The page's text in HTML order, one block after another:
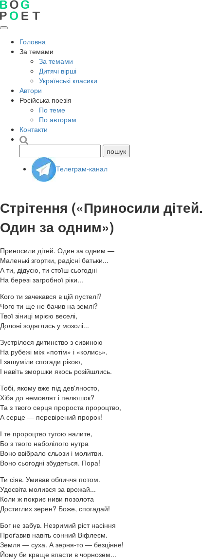
Головна
За темами
За темами
Дитячі вірші
Українські класики
Автори
Російська поезія
По теме
По авторам
Контакти
Телеграм-канал
Стрітення («Приносили дітей.
Один за одним»)
Приносили дітей. Один за одним —
Маленькі згортки, радісні батьки...
А ти, дідусю, ти стоїш сьогодні
На березі загробної ріки...
Кого ти зачекався в цій пустелі?
Чого ти ще не бачив на землі?
Твої зіниці мрією веселі,
Долоні зодяглись у мозолі...
Зустрілося дитинство з сивиною
На рубежі між «потім» і «колись».
І зашуміли спогади рікою,
І навіть зморшки якось розійшлись.
Тобі, якому вже під дев'яносто,
Хіба до немовлят і пелюшок?
Та з твого серця пророста пророцтво,
А серце — перевірений пророк!
І те пророцтво тугою налите,
Бо з твого наболілого нутра
Воно ввібрало сльози і молитви.
Воно сьогодні збудеться. Пора!
Ти сіяв. Умивав обличчя потом.
Удосвіта молився за врожай...
Коли ж покриє ниви позолота
Достиглих зерен? Боже, спогадай!
Бог не забув. Незримий ріст насіння
Проґавив навіть сонний Віфлеєм.
Земля — суха. А зерня-то — безцінне!
Йому би краще впасти в чорнозем...